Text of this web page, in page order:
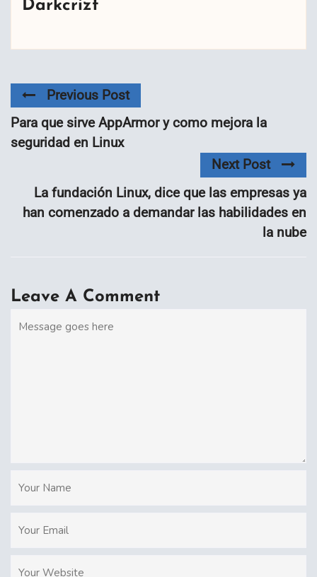
Darkcrizt
Previous Post
Para que sirve AppArmor y como mejora la
seguridad en Linux
Next Post
La fundación Linux, dice que las empresas ya
han comenzado a demandar las habilidades en
la nube
Leave A Comment